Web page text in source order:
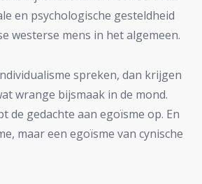
en psychologische gesteldheid
westerse mens in het algemeen.
spreken, dan krijgen
wrange bijsmaak in de mond.
de gedachte aan egoïsme op. En
maar een egoïsme van cynische